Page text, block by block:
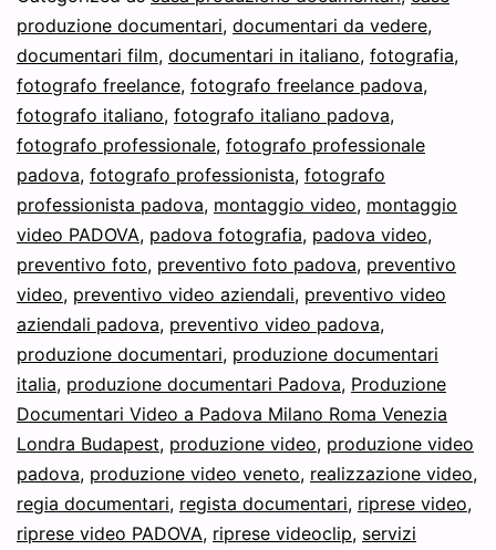
produzione documentari, documentari da vedere,
documentari film, documentari in italiano, fotografia,
fotografo freelance, fotografo freelance padova,
fotografo italiano, fotografo italiano padova,
fotografo professionale, fotografo professionale
padova, fotografo professionista, fotografo
professionista padova, montaggio video, montaggio
video PADOVA, padova fotografia, padova video,
preventivo foto, preventivo foto padova, preventivo
video, preventivo video aziendali, preventivo video
aziendali padova, preventivo video padova,
produzione documentari, produzione documentari
italia, produzione documentari Padova, Produzione
Documentari Video a Padova Milano Roma Venezia
Londra Budapest, produzione video, produzione video
padova, produzione video veneto, realizzazione video,
regia documentari, regista documentari, riprese video,
riprese video PADOVA, riprese videoclip, servizi